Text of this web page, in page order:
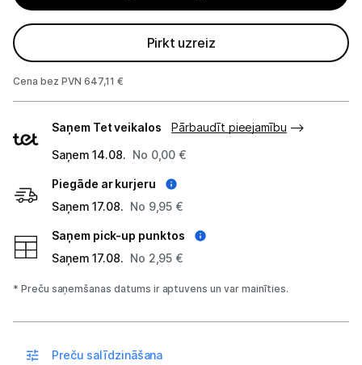
Spēļu konsoles un piederumi
Projektori un ekrāni
Tīkla iekārtas
Drukas iekārtas
Biroja piederumi
Telefoni, planšetdatori
Viedierīces
Pirkt uzreiz
Cena bez PVN 647,11 €
veidi
Saņem Tet veikalos
Pārbaudīt pieejamību
Saņem 14.08. No 0,00 €
Piegāde ar kurjeru
Saņem 17.08. No 9,95 €
Saņem pick-up punktos
Saņem 17.08. No 2,95 €
* Preču saņemšanas datums ir aptuvens un var mainīties.
Preču salīdzināšana